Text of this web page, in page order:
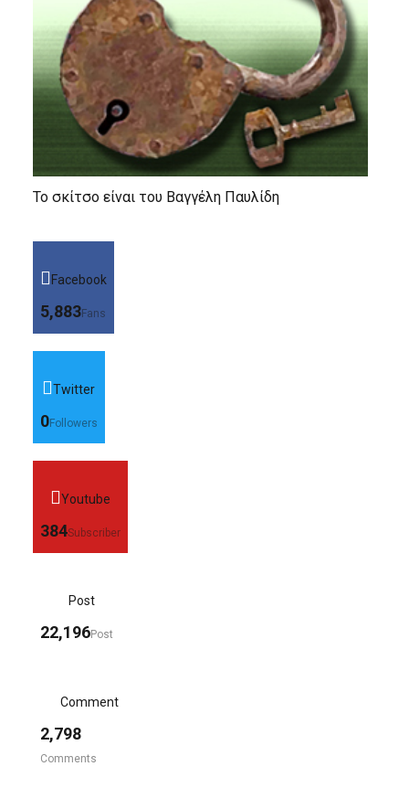
Το σκίτσο είναι του Βαγγέλη Παυλίδη
Facebook
5,883Fans
Twitter
0Followers
Youtube
384Subscriber
Post
22,196Post
Comment
2,798
Comments